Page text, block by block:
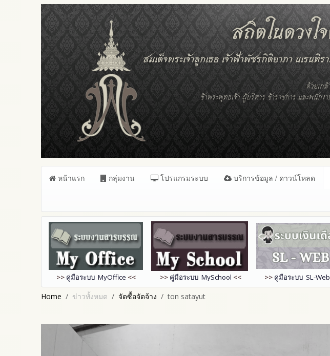
หน้าแรก กลุ่มงาน โปรแกรมระบบ บริการข้อมูล / ดาวน์โหลด
>> คู่มือระบบ MyOffice << >> คู่มือระบบ MySchool << >> คู่มือระบบ SL-Web
Home ข่าวทั้งหมด จัดซื้อจัดจ้าง ton satayut